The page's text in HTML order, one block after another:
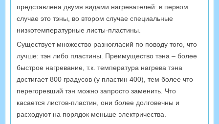
представлена двумя видами нагревателей: в первом
случае это тэны, во втором случае специальные
низкотемпературные листы-пластины.
Существует множество разногласий по поводу того, что
лучше: тэн либо пластины. Преимущество тэна – более
быстрое нагревание, т.к. температура нагрева тэна
достигает 800 градусов (у пластин 400), тем более что
перегоревший тэн можно запросто заменить. Что
касается листов-пластин, они более долговечны и
расходуют на порядок меньше электричества.